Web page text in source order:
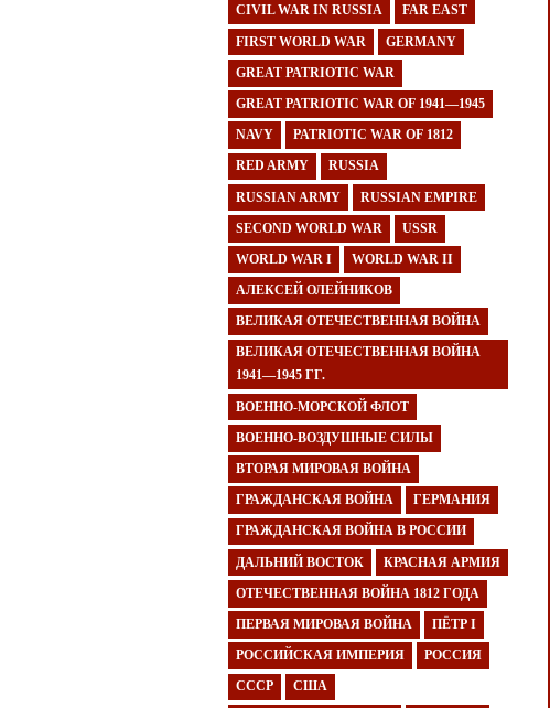
CIVIL WAR IN RUSSIA FAR EAST
FIRST WORLD WAR GERMANY
GREAT PATRIOTIC WAR
GREAT PATRIOTIC WAR OF 1941—1945
NAVY PATRIOTIC WAR OF 1812
RED ARMY RUSSIA
RUSSIAN ARMY RUSSIAN EMPIRE
SECOND WORLD WAR USSR
WORLD WAR I WORLD WAR II
АЛЕКСЕЙ ОЛЕЙНИКОВ
ВЕЛИКАЯ ОТЕЧЕСТВЕННАЯ ВОЙНА
ВЕЛИКАЯ ОТЕЧЕСТВЕННАЯ ВОЙНА
1941—1945 ГГ.
ВОЕННО-МОРСКОЙ ФЛОТ
ВОЕННО-ВОЗДУШНЫЕ СИЛЫ
ВТОРАЯ МИРОВАЯ ВОЙНА
ГРАЖДАНСКАЯ ВОЙНА ГЕРМАНИЯ
ГРАЖДАНСКАЯ ВОЙНА В РОССИИ
ДАЛЬНИЙ ВОСТОК КРАСНАЯ АРМИЯ
ОТЕЧЕСТВЕННАЯ ВОЙНА 1812 ГОДА
ПЕРВАЯ МИРОВАЯ ВОЙНА ПЁТР I
РОССИЙСКАЯ ИМПЕРИЯ РОССИЯ
СССР США